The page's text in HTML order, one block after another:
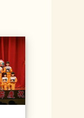
20230330模範